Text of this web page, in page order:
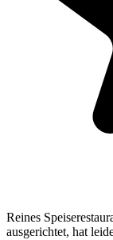
Reines
ausgerichtet, hat